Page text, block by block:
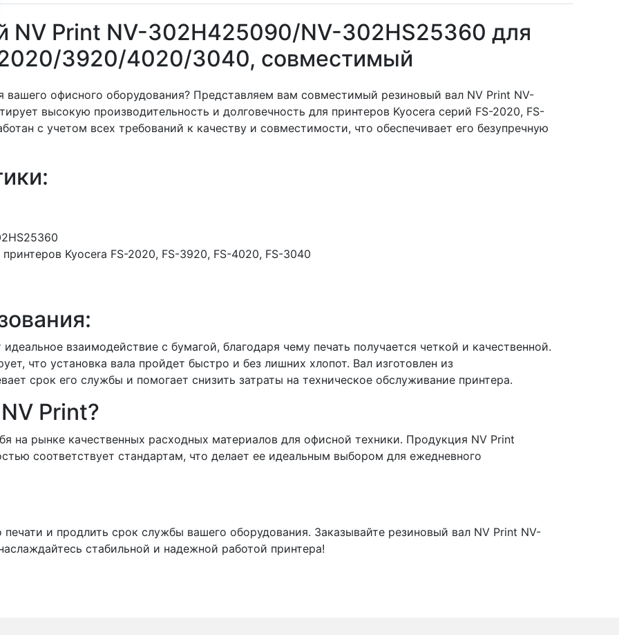
NV Print NV-302H425090/NV-302HS25360 для
2020/3920/4020/3040, совместимый
офисного оборудования? Представляем вам совместимый резиновый вал NV Print NV-
высокую производительность и долговечность для принтеров Kyocera серий FS-2020, FS-
с учетом всех требований к качеству и совместимости, что обеспечивает его безупречную
Kyocera FS-2020, FS-3920, FS-4020, FS-3040
взаимодействие с бумагой, благодаря чему печать получается четкой и качественной.
что установка вала пройдет быстро и без лишних хлопот. Вал изготовлен из
срок его службы и помогает снизить затраты на техническое обслуживание принтера.
Print?
на рынке качественных расходных материалов для офисной техники. Продукция NV Print
соответствует стандартам, что делает ее идеальным выбором для ежедневного
и продлить срок службы вашего оборудования. Заказывайте резиновый вал NV Print NV-
стабильной и надежной работой принтера!